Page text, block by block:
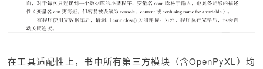
在工具适配性上，书中所有第三方模块（含OpenPyXL）均